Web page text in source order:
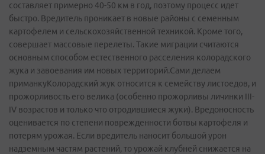
составляет примерно 40-50 км в год, поэтому процесс идет
быстро. Вредитель проникает в новые районы с семенным
картофелем и сельскохозяйственной техникой. Кроме того,
совершает массовые перелеты. Такие миграции считаются
основным способом естественного расселения колорадского
жука и завоевания им новых территорий.Сами делаем
приманкуКолорадский жук относится к семейству листоедов, и
прожорливость его велика (особенно прожорливы личинки III-
IV возрастов и только что отродившиеся жуки). Вредоносность
оценивается по степени поврежденности ботвы картофеля и
потерям урожая. Если вредитель наносит большой урон
надземным частям растений, то урожай клубней снижается на